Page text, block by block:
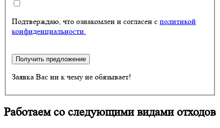
Подтверждаю, что ознакомлен и согласен с политикой
конфиденциальности.
Получить предложение
Заявка Вас ни к чему не обязывает!
Работаем со следующими видами отходов